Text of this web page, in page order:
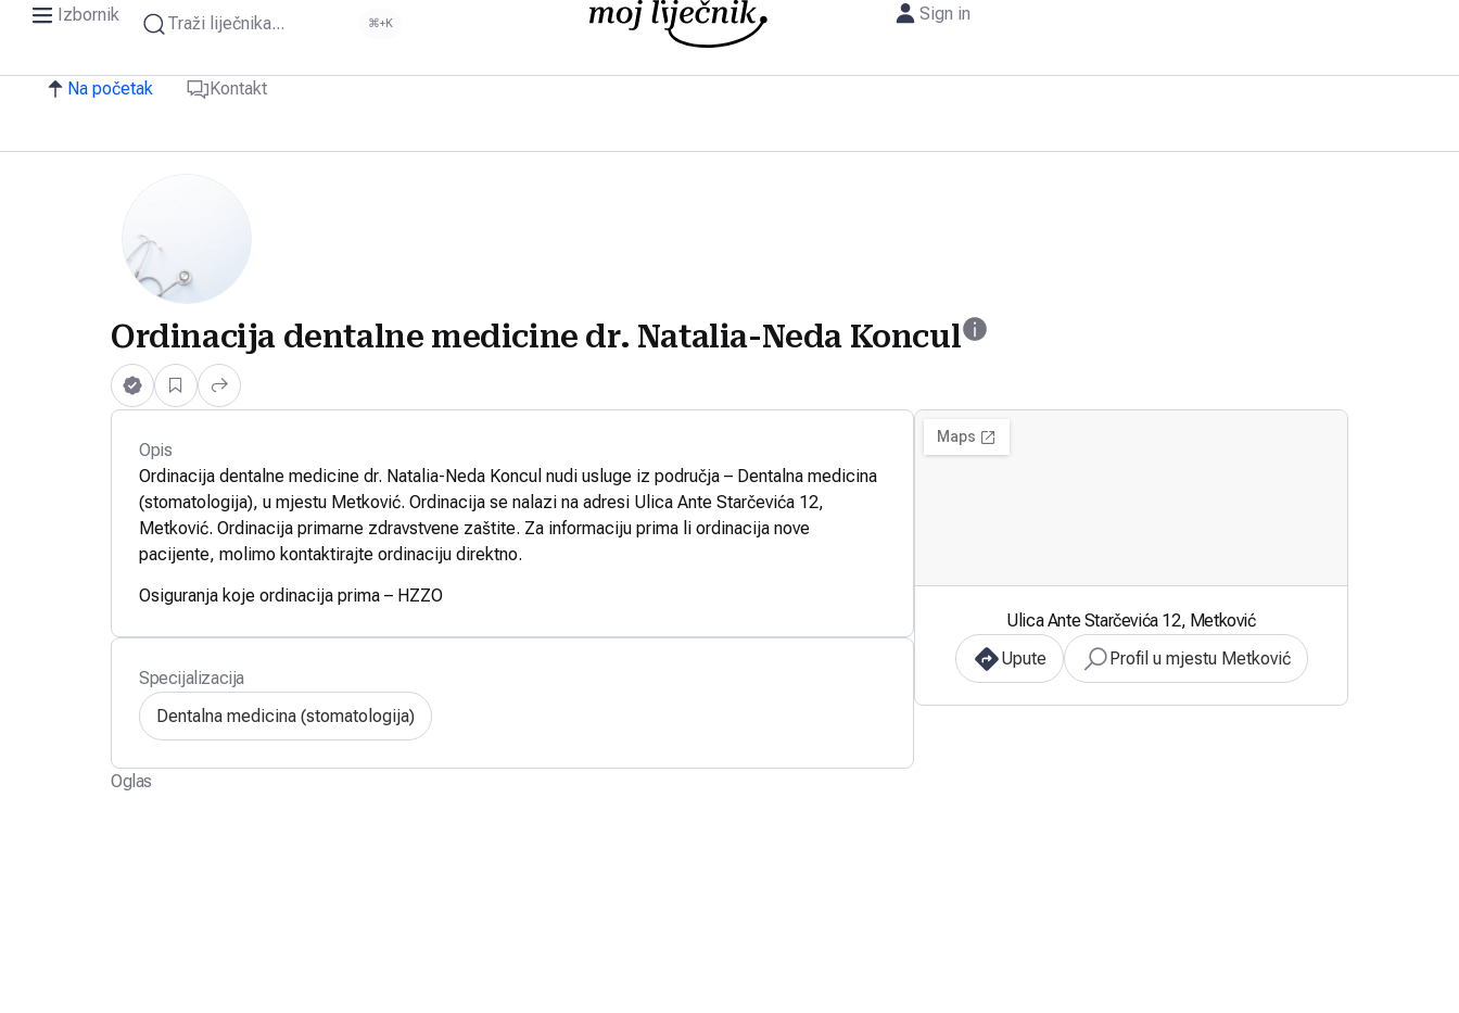
Izbornik Traži liječnika... ⌘+K Sign in
Na početak Kontakt
Ordinacija dentalne medicine dr. Natalia-Neda Koncul
Opis
Ordinacija dentalne medicine dr. Natalia-Neda Koncul nudi usluge iz područja – Dentalna medicina
(stomatologija), u mjestu Metković. Ordinacija se nalazi na adresi Ulica Ante Starčevića 12,
Metković. Ordinacija primarne zdravstvene zaštite. Za informaciju prima li ordinacija nove
pacijente, molimo kontaktirajte ordinaciju direktno.
Osiguranja koje ordinacija prima – HZZO
Specijalizacija
Dentalna medicina (stomatologija)
Oglas
Ulica Ante Starčevića 12, Metković
Upute
Profil u mjestu Metković